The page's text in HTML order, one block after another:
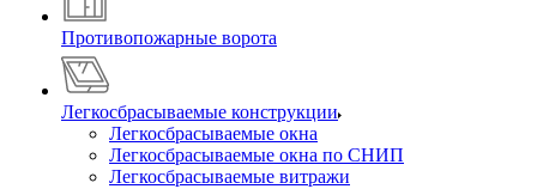
Противопожарные ворота
Легкосбрасываемые конструкции
Легкосбрасываемые окна
Легкосбрасываемые окна по СНИП
Легкосбрасываемые витражи